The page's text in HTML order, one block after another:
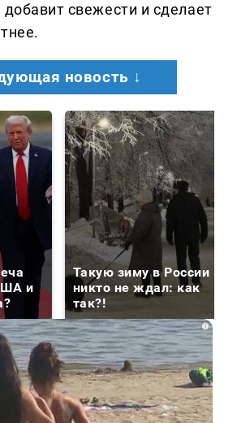
добавит свежести и сделает
новость ↓
и
Такую зиму в России
никто не ждал: как
так?!
i